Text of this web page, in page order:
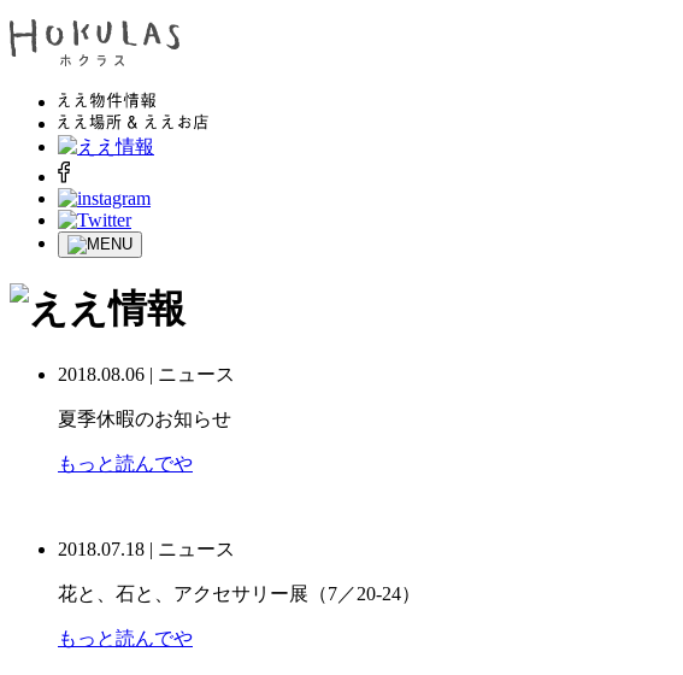
2018.08.06 | ニュース
夏季休暇のお知らせ
もっと読んでや
2018.07.18 | ニュース
花と、石と、アクセサリー展（7／20-24）
もっと読んでや